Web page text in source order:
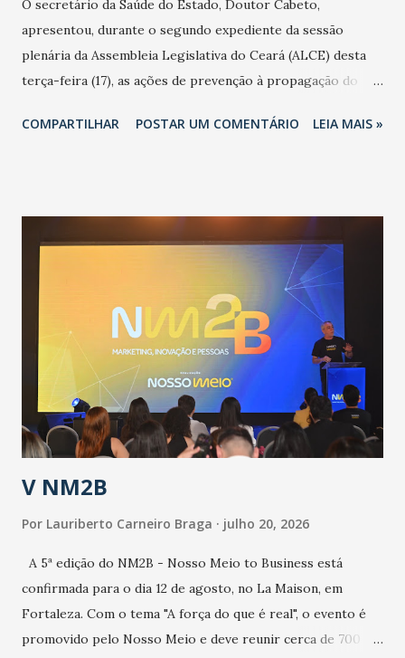
O secretário da Saúde do Estado, Doutor Cabeto,
apresentou, durante o segundo expediente da sessão
plenária da Assembleia Legislativa do Ceará (ALCE) desta
terça-feira (17), as ações de prevenção à propagação do
adotadas pelo Governo do Estado na contenção da
população suspeita e de cuidados com os ambientes
públicos e domiciliares. “Nós não estamos vivendo uma
epidemia comum, como temos em todos os anos, com
aumento de casos de dengue, influenza ou H1N1. Trata-se
de uma epidemia com um vírus diferente, com um poder de
contaminação maior que outros coronavírus”, apontou o
secretário. Segundo ele, é uma epidemia com chance de
contaminação alta, podendo gerar um grande risco à
população e ao sistema de saúde. “Precisamos saber fazer a
estratificação do risco da doença, para não so...
COMPARTILHAR POSTAR UM COMENTÁRIO LEIA MAIS »
V NM2B
Por Lauriberto Carneiro Braga julho 20, 2026
A 5ª edição do NM2B - Nosso Meio to Business está
confirmada para o dia 12 de agosto, no La Maison, em
Fortaleza. Com o tema "A força do que é real", o evento é
promovido pelo Nosso Meio e deve reunir cerca de 700